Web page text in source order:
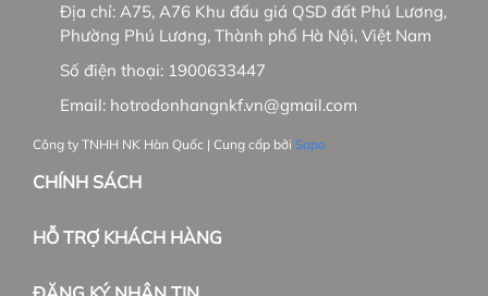
#somicoctay #sominutrang #sominungantay
#sominucongso #aosomivaihanquoc
#aosomicaocap #aomoi #aosomink #sominugiare
#sominuhanquoc #somitayngan #somiunisex
#somicoctaynu #somidep #sominudep
#somitayngan #somitrang #somiformrong
Địa chỉ: A75, A76 Khu đấu giá QSD đất Phú Lương,
Phường Phú Lương, Thành phố Hà Nội, Việt Nam
Số điện thoại: 1900633447
Email: hotrodonhangnkf.vn@gmail.com
Công ty TNHH NK Hàn Quốc | Cung cấp bởi Sapo
CHÍNH SÁCH
HỖ TRỢ KHÁCH HÀNG